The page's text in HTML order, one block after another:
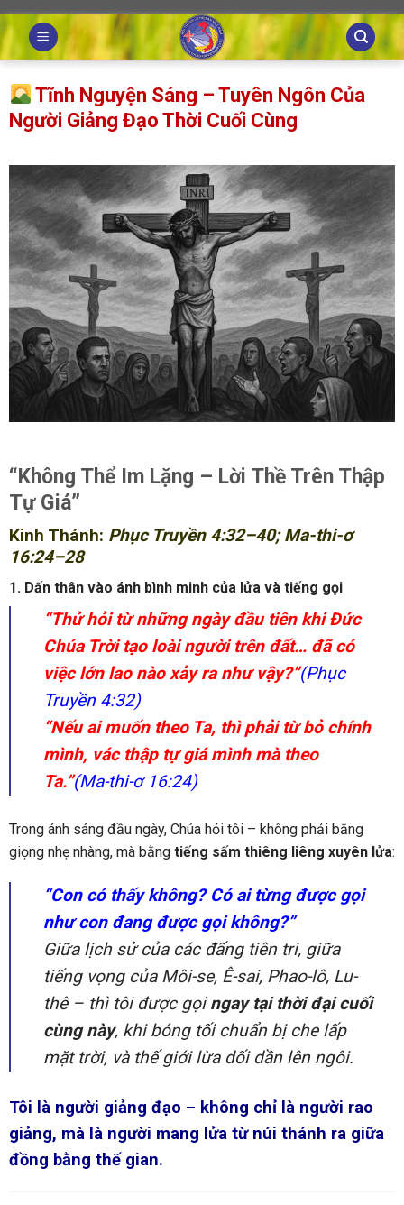
Skip
to
content
Tĩnh Nguyện Sáng – Tuyên Ngôn Của
Người Giảng Đạo Thời Cuối Cùng
“Không Thể Im Lặng – Lời Thề Trên Thập
Tự Giá”
Kinh Thánh: Phục Truyền 4:32–40; Ma-thi-ơ
16:24–28
1. Dấn thân vào ánh bình minh của lửa và tiếng gọi
“Thử hỏi từ những ngày đầu tiên khi Đức
Chúa Trời tạo loài người trên đất… đã có
việc lớn lao nào xảy ra như vậy?”(Phục
Truyền 4:32)
“Nếu ai muốn theo Ta, thì phải từ bỏ chính
mình, vác thập tự giá mình mà theo
Ta.”(Ma-thi-ơ 16:24)
Trong ánh sáng đầu ngày, Chúa hỏi tôi – không phải bằng
giọng nhẹ nhàng, mà bằng tiếng sấm thiêng liêng xuyên lửa:
“Con có thấy không? Có ai từng được gọi
như con đang được gọi không?”
Giữa lịch sử của các đấng tiên tri, giữa
tiếng vọng của Môi-se, Ê-sai, Phao-lô, Lu-
thê – thì tôi được gọingay tại thời đại cuối
cùng này, khi bóng tối chuẩn bị che lấp
mặt trời, và thế giới lừa dối dần lên ngôi.
Tôi là người giảng đạo – không chỉ là người rao
giảng, mà là người mang lửa từ núi thánh ra giữa
đồng bằng thế gian.